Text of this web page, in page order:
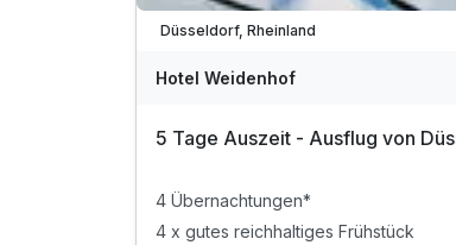
Düsseldorf, Rheinland
Hotel Weidenhof
5 Tage Auszeit - Ausflug von
4 Übernachtungen*
4 x gutes reichhaltiges Frühstück